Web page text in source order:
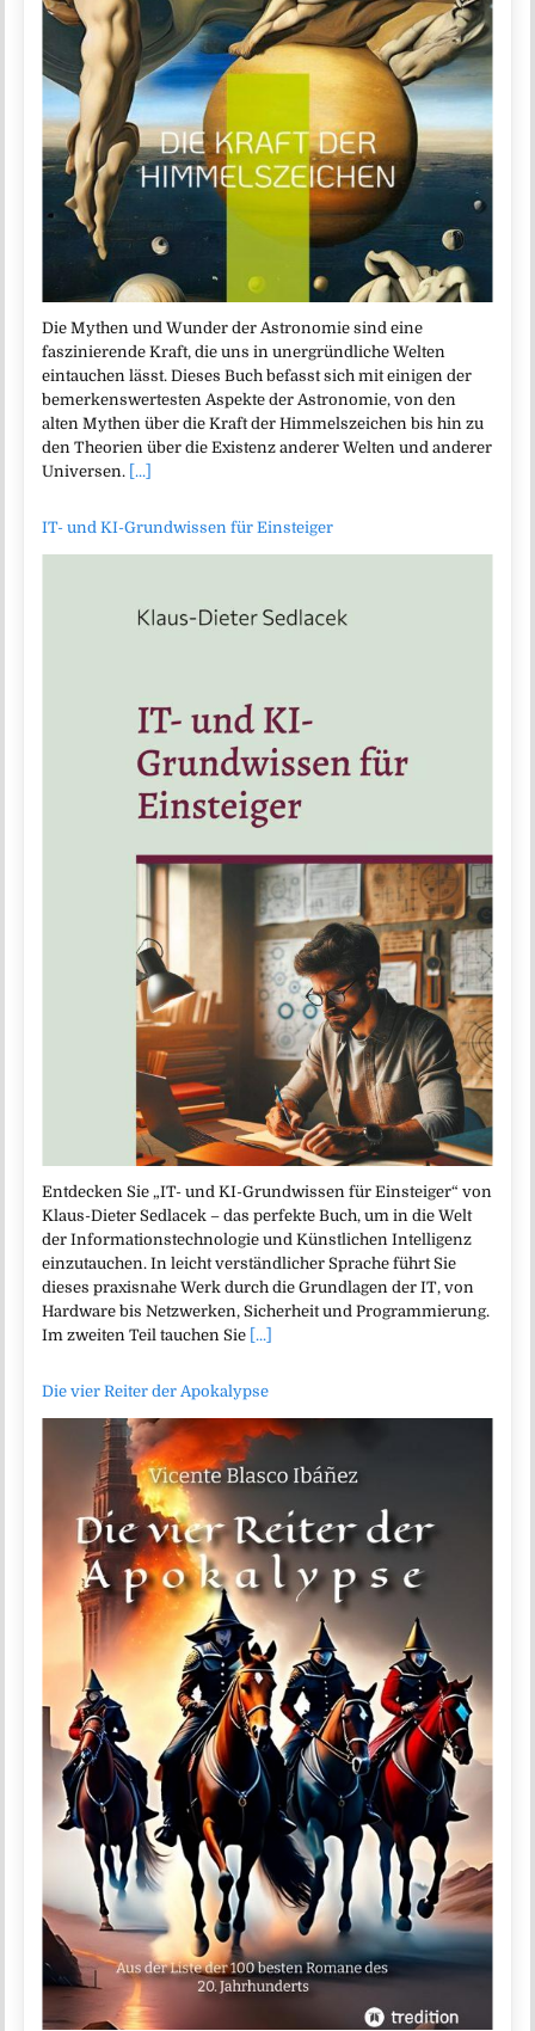
Die Mythen und Wunder der Astronomie sind eine
faszinierende Kraft, die uns in unergründliche Welten
eintauchen lässt. Dieses Buch befasst sich mit einigen der
bemerkenswertesten Aspekte der Astronomie, von den
alten Mythen über die Kraft der Himmelszeichen bis hin zu
den Theorien über die Existenz anderer Welten und anderer
Universen. [...]
IT- und KI-Grundwissen für Einsteiger
Entdecken Sie „IT- und KI-Grundwissen für Einsteiger“ von
Klaus-Dieter Sedlacek – das perfekte Buch, um in die Welt
der Informationstechnologie und Künstlichen Intelligenz
einzutauchen. In leicht verständlicher Sprache führt Sie
dieses praxisnahe Werk durch die Grundlagen der IT, von
Hardware bis Netzwerken, Sicherheit und Programmierung.
Im zweiten Teil tauchen Sie [...]
Die vier Reiter der Apokalypse